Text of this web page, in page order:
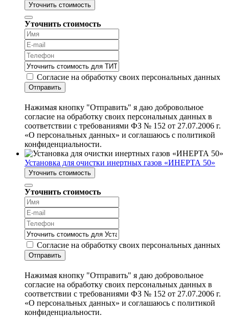
Уточнить стоимость
Уточнить стоимость
Согласие на обработку своих персональных данных
Отправить
Нажимая кнопку "Отправить" я даю добровольное
согласие на обработку своих персональных данных в
соответствии с требованиями ФЗ № 152 от 27.07.2006 г.
«О персональных данных» и соглашаюсь с политикой
конфиденциальности.
Установка для очистки инертных газов «ИНЕРТА 50»
Уточнить стоимость
Уточнить стоимость
Согласие на обработку своих персональных данных
Отправить
Нажимая кнопку "Отправить" я даю добровольное
согласие на обработку своих персональных данных в
соответствии с требованиями ФЗ № 152 от 27.07.2006 г.
«О персональных данных» и соглашаюсь с политикой
конфиденциальности.